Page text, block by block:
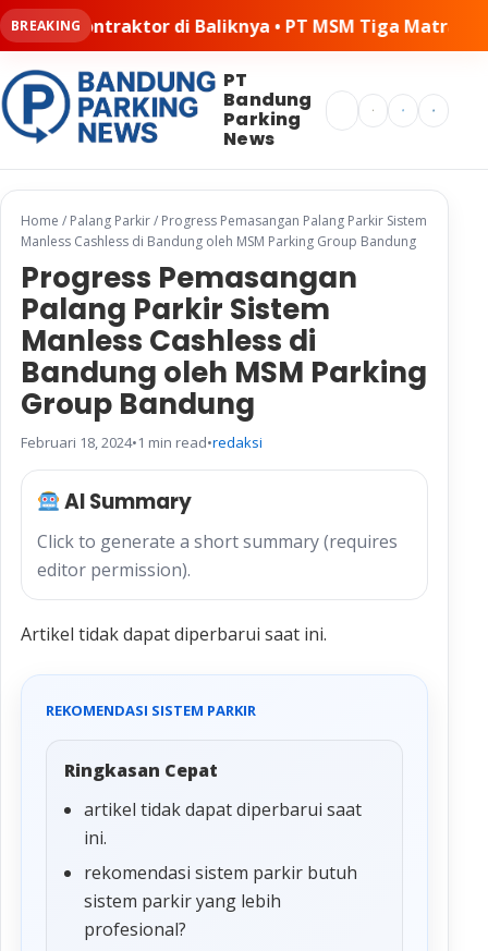
BREAKINGBaliknya • PT MSM Tiga Matra Satria:
PT
Bandung
Parking
News
Search
Home / Palang Parkir/ Progress Pemasangan Palang Parkir Sistem
Manless Cashless di Bandung oleh MSM Parking Group Bandung
Progress Pemasangan
Palang Parkir Sistem
Manless Cashless di
Bandung oleh MSM Parking
Group Bandung
Februari 18, 2024•1 min read•redaksi
AI Summary
Click to generate a short summary (requires
editor permission).
Artikel tidak dapat diperbarui saat ini.
REKOMENDASI SISTEM PARKIR
Ringkasan Cepat
artikel tidak dapat diperbarui saat
ini.
rekomendasi sistem parkir butuh
sistem parkir yang lebih
profesional?